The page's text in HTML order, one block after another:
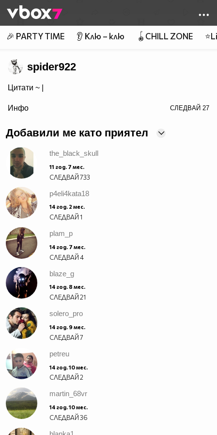
👾
🎉 PARTY TIME 👂 Клю – клю 🪀CHILL ZONE
spider922
Цитати ~
Ореше
страница също
Инфо СЛЕДВАЙ 27
Добавили ме като приятел
the_black_skull
11 год. 7 мес.
СЛЕДВАЙ733
p4eli4kata18
14 год. 2 мес.
СЛЕДВАЙ1
plam_p
14 год. 7 мес.
СЛЕДВАЙ4
blaze_g
14 год. 8 мес.
СЛЕДВАЙ21
solero_pro
14 год. 9 мес.
СЛЕДВАЙ7
petreu
14 год. 10 мес.
СЛЕДВАЙ2
martin_68vr
14 год. 10 мес.
СЛЕДВАЙ36